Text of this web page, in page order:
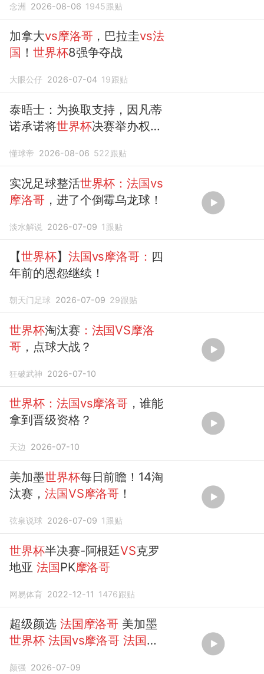
念洲 2026-08-06 1945跟贴
加拿大vs摩洛哥，巴拉圭vs法
国 ！世界杯8强争夺战
大眼公仔 2026-07-04 19跟贴
泰晤士：为换取支持，因凡蒂
诺承诺将世界杯决赛举办权授
懂球帝 2026-08-06 522跟贴
实况足球整活世界杯：法国vs
摩洛哥 ，进了个倒霉乌龙球！
淡水解说 2026-07-09 1 跟贴
【世界杯】 法国vs摩洛哥： 四
年前的恩怨继续！
朝天门足球 2026-07-09 29跟贴
世界杯淘汰赛 ：法国VS摩洛
哥 ，点球大战？
狂破武神 2026-07-10
世界杯：法国vs摩洛哥 ，谁能
拿到晋级资格？
天边 2026-07-10
美加墨世界杯每日前瞻！14淘
汰赛，法国VS摩洛哥 ！
弦泉说球 2026-07-09 1 跟贴
世界杯半决赛-阿根廷VS克罗
地亚法国PK摩洛哥
网易体育 2022-12-11 1476跟贴
超级颜选 法国摩洛哥 美加墨
世界杯 法国vs摩洛哥 法国队
颜强 2026-07-09